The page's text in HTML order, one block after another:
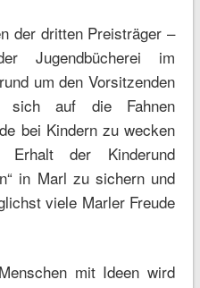
der dritten Preisträger –
Jugendbücherei im
um den Vorsitzenden
sich auf die Fahnen
bei Kindern zu wecken
der Kinderund
in Marl zu sichern und
viele Marler Freude
mit Ideen wird